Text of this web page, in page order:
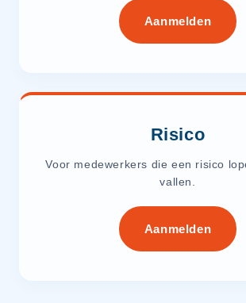
Aanmelden
Risico
Voor medewerkers die een risico
vallen.
Aanmelden